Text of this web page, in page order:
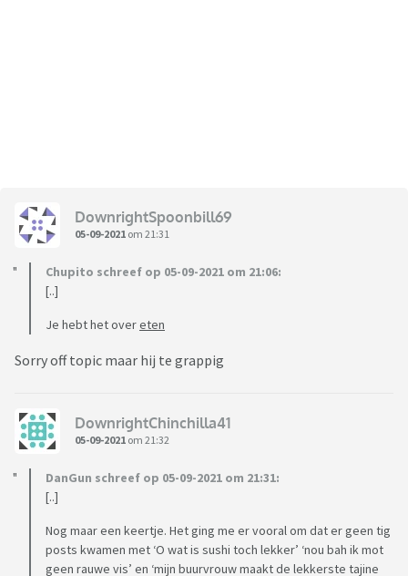
DownrightSpoonbill69
05-09-2021 om 21:31
Chupito schreef op 05-09-2021 om 21:06:
[..]
Je hebt het overeten
Sorry off topic maar hij te grappig
DownrightChinchilla41
05-09-2021 om 21:32
DanGun schreef op 05-09-2021 om 21:31:
[..]
Nog maar een keertje. Het ging me er vooral om dat er geen tig
posts kwamen met ‘O wat is sushi toch lekker’ ‘nou bah ik mot
geen rauwe vis’ en ‘mijn buurvrouw maakt de lekkerste tajine